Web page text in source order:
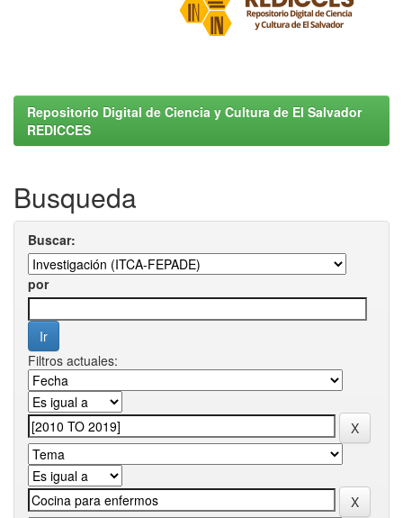
Repositorio Digital de Ciencia y Cultura de El Salvador
REDICCES
Busqueda
Buscar:
por
Filtros actuales: